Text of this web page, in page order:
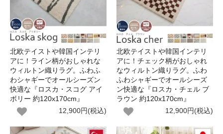
北欧テイストや韓国インテリ
アに！ライン柄がおしゃれな
ウィルトン織りラグ。ふわふ
わシャギーでオールシーズン
快適な『ロスカ・スコグ アイ
ボリー 約120x170cm』
12,900円(税込)
北欧テイストや韓国インテリ
アに！チェック柄がおしゃれ
なウィルトン織りラグ。ふわ
ふわシャギーでオールシーズ
ン快適な『ロスカ・チェル ブ
ラウン 約120x170cm』
12,900円(税込)